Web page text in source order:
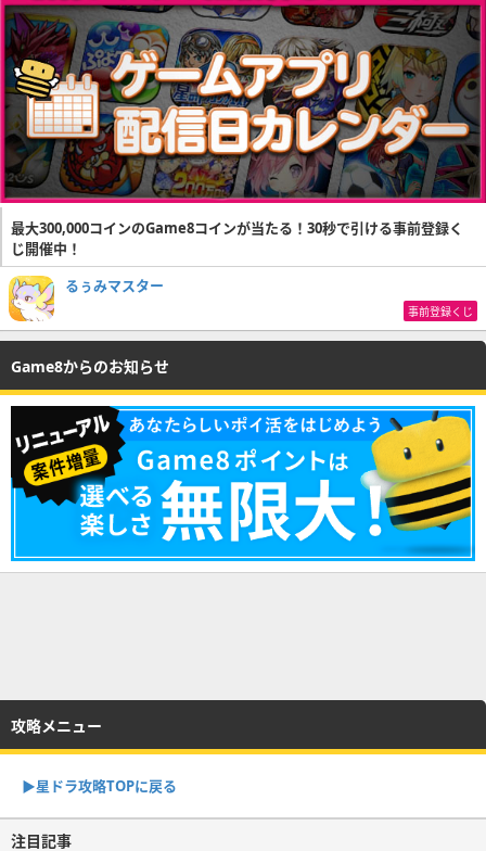
最大300,000コインのGame8コインが当たる！30秒で引ける事前登録く
じ開催中！
るぅみマスター
事前登録くじ
Game8からのお知らせ
攻略メニュー
▶︎星ドラ攻略TOPに戻る
注目記事